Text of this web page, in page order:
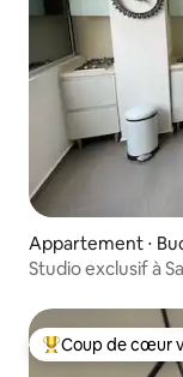
Appartement ⋅
Studio exclusif à
Coups de cœur
Coup de cœur